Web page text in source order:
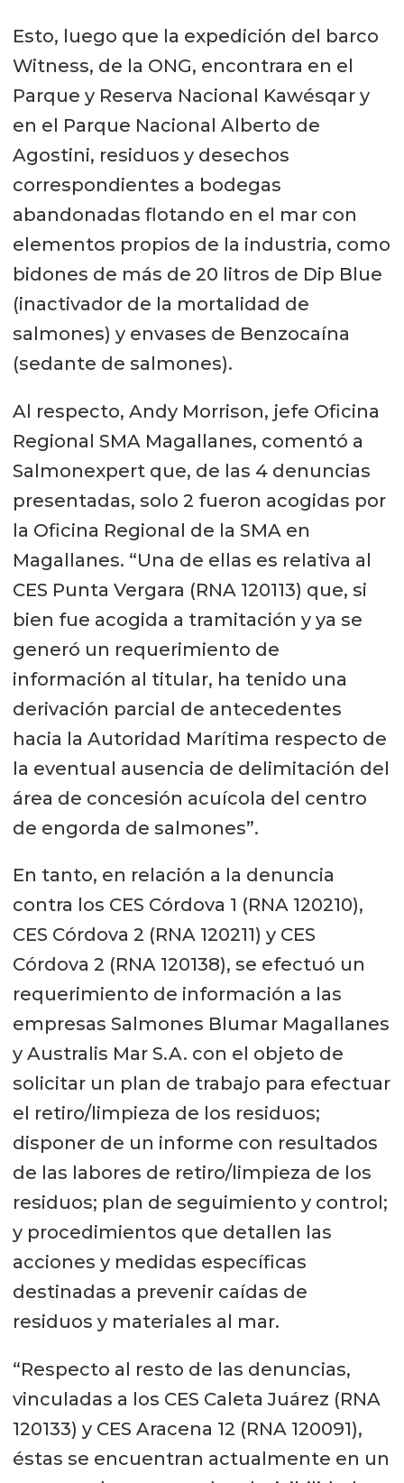
Esto, luego que la expedición del barco
Witness, de la ONG, encontrara en el
Parque y Reserva Nacional Kawésqar y
en el Parque Nacional Alberto de
Agostini, residuos y desechos
correspondientes a bodegas
abandonadas flotando en el mar con
elementos propios de la industria, como
bidones de más de 20 litros de Dip Blue
(inactivador de la mortalidad de
salmones) y envases de Benzocaína
(sedante de salmones).
Al respecto, Andy Morrison, jefe Oficina
Regional SMA Magallanes, comentó a
Salmonexpert que, de las 4 denuncias
presentadas, solo 2 fueron acogidas por
la Oficina Regional de la SMA en
Magallanes. “Una de ellas es relativa al
CES Punta Vergara (RNA 120113) que, si
bien fue acogida a tramitación y ya se
generó un requerimiento de
información al titular, ha tenido una
derivación parcial de antecedentes
hacia la Autoridad Marítima respecto de
la eventual ausencia de delimitación del
área de concesión acuícola del centro
de engorda de salmones”.
En tanto, en relación a la denuncia
contra los CES Córdova 1 (RNA 120210),
CES Córdova 2 (RNA 120211) y CES
Córdova 2 (RNA 120138), se efectuó un
requerimiento de información a las
empresas Salmones Blumar Magallanes
y Australis Mar S.A. con el objeto de
solicitar un plan de trabajo para efectuar
el retiro/limpieza de los residuos;
disponer de un informe con resultados
de las labores de retiro/limpieza de los
residuos; plan de seguimiento y control;
y procedimientos que detallen las
acciones y medidas específicas
destinadas a prevenir caídas de
residuos y materiales al mar.
“Respecto al resto de las denuncias,
vinculadas a los CES Caleta Juárez (RNA
120133) y CES Aracena 12 (RNA 120091),
éstas se encuentran actualmente en un